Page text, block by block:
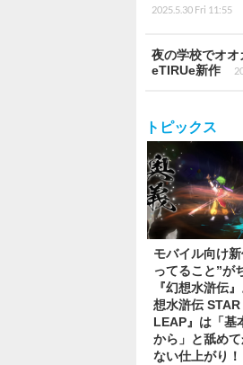
2025.5.30 Fri 11:55
夜の学校でオ
eTIRUe新作
トピックス
モバイル向け
ってること”が
『幻想水滸伝
想水滸伝 STAR
LEAP』は「基
から」と舐め
ない仕上がり！